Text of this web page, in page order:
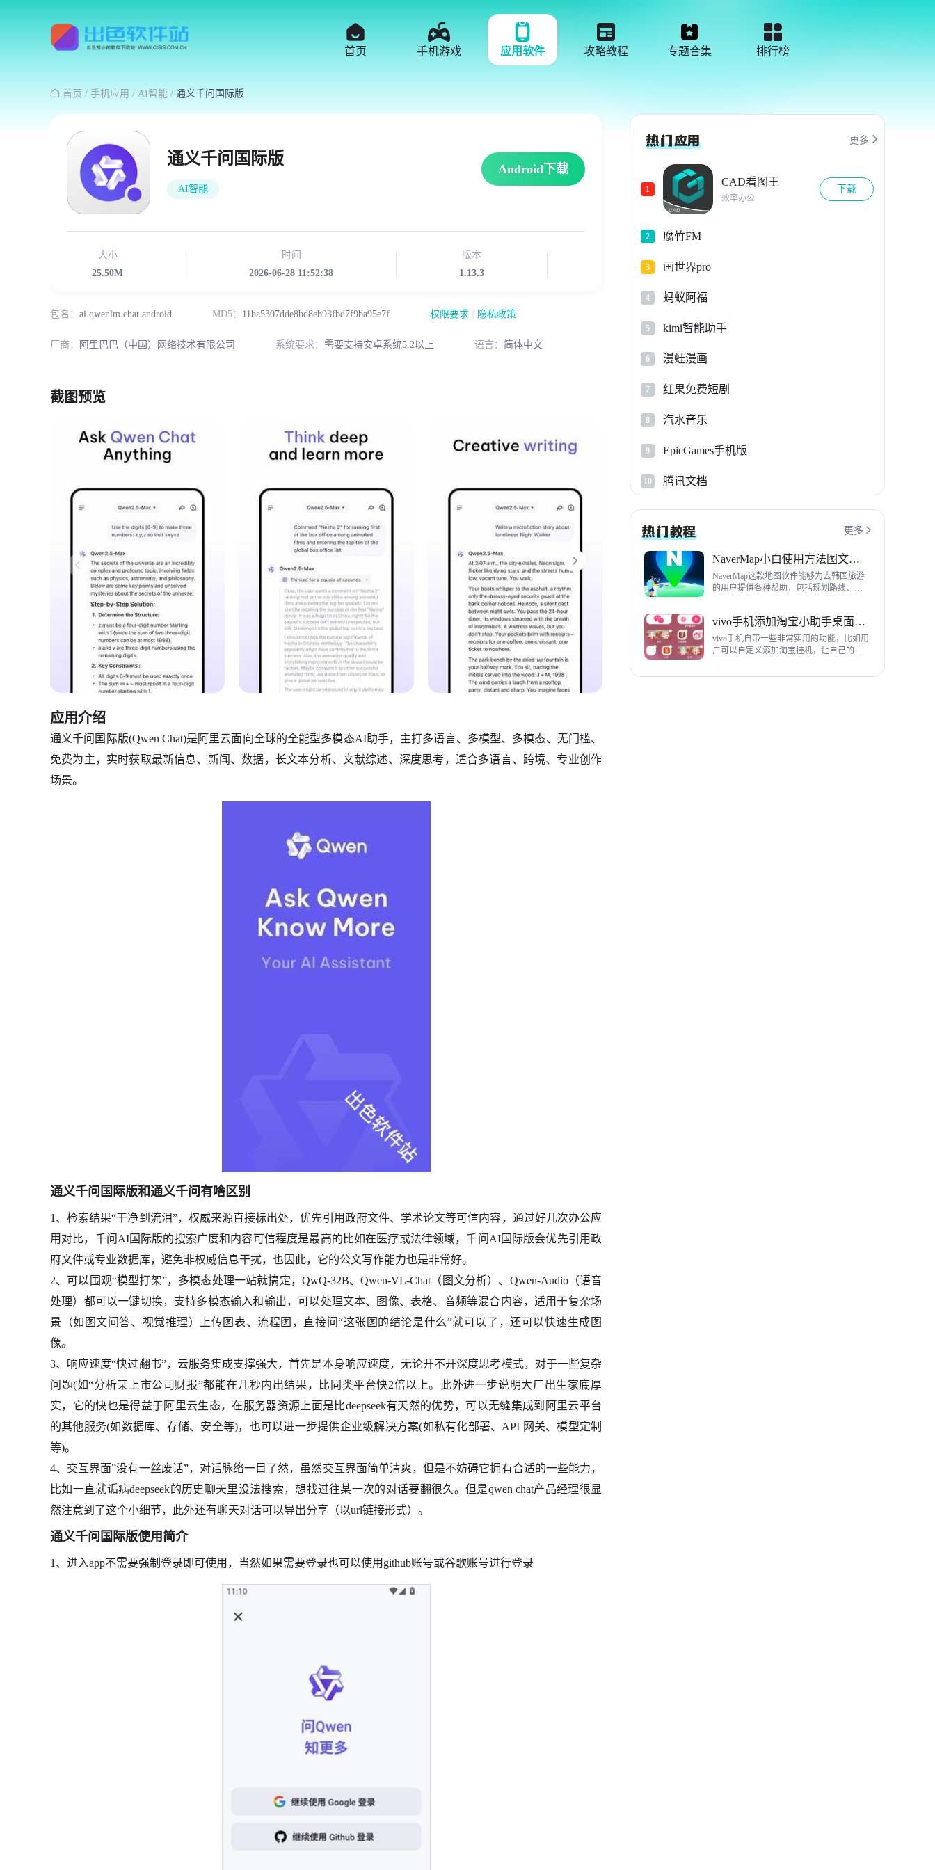
首页 手机游戏 应用软件 攻略教程 专题合集 排行榜
 首页 / 手机应用 / AI智能 / 通义千问国际版
通义千问国际版
AI智能
Android下载
大小
25.50M
时间
2026-06-28 11:52:38
版本
1.13.3
包名： ai.qwenlm.chat.android MD5： 11ba5307dde8bd8eb93fbd7f9ba95e7f 权限要求 隐私政策
厂商： 阿里巴巴（中国）网络技术有限公司 系统要求： 需要支持安卓系统5.2以上 语言： 简体中文
截图预览
应用介绍
通义千问国际版(Qwen Chat)是阿里云面向全球的全能型多模态AI助手，主打多语言、多模型、多模态、无门槛、
免费为主，实时获取最新信息、新闻、数据，长文本分析、文献综述、深度思考，适合多语言、跨境、专业创作
场景。
通义千问国际版和通义千问有啥区别
1、检索结果“干净到流泪”，权威来源直接标出处，优先引用政府文件、学术论文等可信内容，通过好几次办公应
用对比，千问AI国际版的搜索广度和内容可信程度是最高的比如在医疗或法律领域，千问AI国际版会优先引用政
府文件或专业数据库，避免非权威信息干扰，也因此，它的公文写作能力也是非常好。
2、可以围观“模型打架”，多模态处理一站就搞定，QwQ-32B、Qwen-VL-Chat（图文分析）、Qwen-Audio（语音
处理）都可以一键切换，支持多模态输入和输出，可以处理文本、图像、表格、音频等混合内容，适用于复杂场
景（如图文问答、视觉推理）上传图表、流程图，直接问“这张图的结论是什么”就可以了，还可以快速生成图
像。
3、响应速度“快过翻书”，云服务集成支撑强大，首先是本身响应速度，无论开不开深度思考模式，对于一些复杂
问题(如“分析某上市公司财报”都能在几秒内出结果，比同类平台快2倍以上。此外进一步说明大厂出生家底厚
实，它的快也是得益于阿里云生态，在服务器资源上面是比deepseek有天然的优势，可以无缝集成到阿里云平台
的其他服务(如数据库、存储、安全等)，也可以进一步提供企业级解决方案(如私有化部署、API 网关、模型定制
等)。
4、交互界面”没有一丝废话”，对话脉络一目了然，虽然交互界面简单清爽，但是不妨碍它拥有合适的一些能力，
比如一直就诟病deepseek的历史聊天里没法搜索，想找过往某一次的对话要翻很久。但是qwen chat产品经理很显
然注意到了这个小细节，此外还有聊天对话可以导出分享（以url链接形式）。
通义千问国际版使用简介
1、进入app不需要强制登录即可使用，当然如果需要登录也可以使用github账号或谷歌账号进行登录
更多 
1
CAD看图王
效率办公
下载
2 腐竹FM
3 画世界pro
4 蚂蚁阿福
5 kimi智能助手
6 漫蛙漫画
7 红果免费短剧
8 汽水音乐
9 EpicGames手机版
10 腾讯文档
更多 
NaverMap小白使用方法图文教程
NaverMap这款地图软件能够为去韩国旅游
的用户提供各种帮助，包括规划路线、导
教程，希望对各位有帮助。
vivo手机添加淘宝小助手桌面挂件方法
vivo手机自带一些非常实用的功能，比如用
户可以自定义添加淘宝挂机，让自己的购
相当方便，下面为大家带来添加淘宝小助